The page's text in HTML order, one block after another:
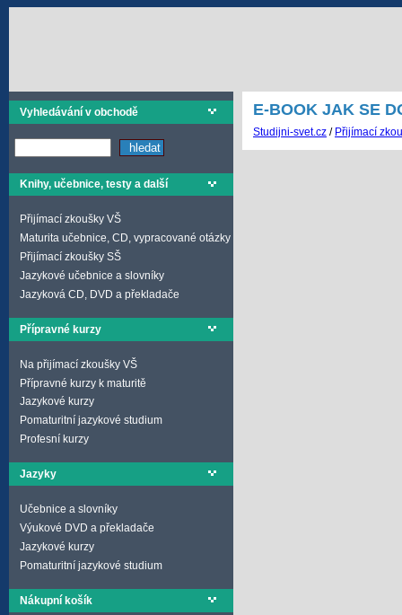
Vyhledávání v obchodě
Knihy, učebnice, testy a další
Přijímací zkoušky VŠ
Maturita učebnice, CD, vypracované otázky
Přijímací zkoušky SŠ
Jazykové učebnice a slovníky
Jazyková CD, DVD a překladače
Přípravné kurzy
Na přijímací zkoušky VŠ
Přípravné kurzy k maturitě
Jazykové kurzy
Pomaturitní jazykové studium
Profesní kurzy
Jazyky
Učebnice a slovníky
Výukové DVD a překladače
Jazykové kurzy
Pomaturitní jazykové studium
Nákupní košík
E-BOOK JAK SE
Studijni-svet.cz / Přijímací